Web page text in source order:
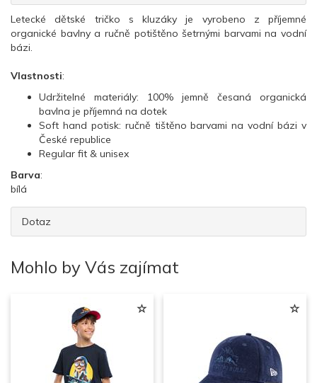
Letecké dětské tričko s kluzáky je vyrobeno z příjemné
organické bavlny a ručně potištěno šetrnými barvami na vodní
bázi.
Vlastnosti:
Udržitelné materiály: 100% jemně česaná organická
bavlna je příjemná na dotek
Soft hand potisk: ručně tištěno barvami na vodní bázi v
České republice
Regular fit & unisex
Barva:
bílá
Dotaz
Mohlo by Vás zajímat